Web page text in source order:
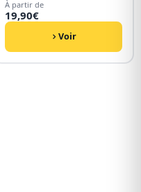
À partir de
19,90€
Voir